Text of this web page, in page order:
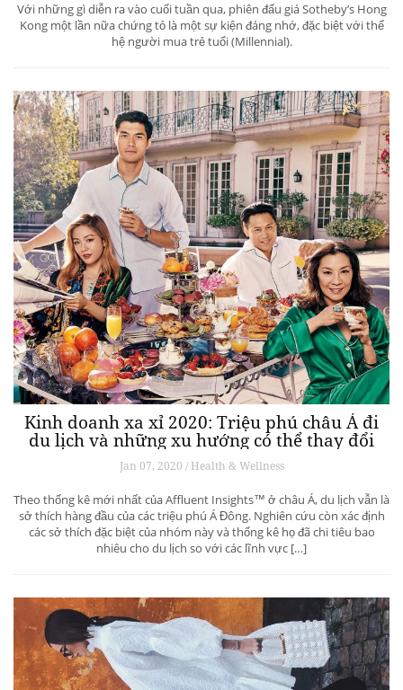
Với những gì diễn ra vào cuối tuần qua, phiên đấu giá Sotheby’s Hong
Kong một lần nữa chứng tỏ là một sự kiện đáng nhớ, đặc biệt với thế
hệ người mua trẻ tuổi (Millennial).
Kinh doanh xa xỉ 2020: Triệu phú châu Á đi
du lịch và những xu hướng có thể thay đổi
ngành du lịch thượng lưu
Jan 07, 2020 / Health & Wellness
Theo thống kê mới nhất của Affluent Insights™ ở châu Á, du lịch vẫn là
sở thích hàng đầu của các triệu phú Á Đông. Nghiên cứu còn xác định
các sở thích đặc biệt của nhóm này và thống kê họ đã chi tiêu bao
nhiêu cho du lịch so với các lĩnh vực […]